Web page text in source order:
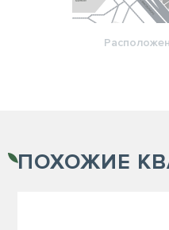
ПОХОЖИЕ